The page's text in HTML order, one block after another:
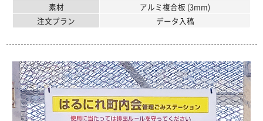
素材
アルミ複合板 (3mm)
注文プラン
データ入稿